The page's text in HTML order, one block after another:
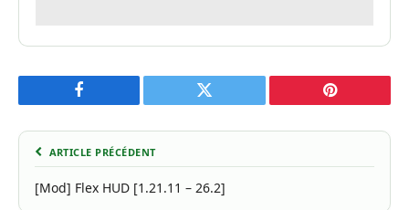
Facebook Twitter Pinterest
ARTICLE PRÉCÉDENT
[Mod] Flex HUD [1.21.11 – 26.2]